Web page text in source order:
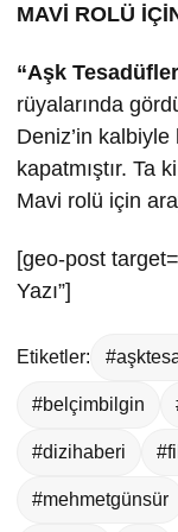
MAVİ ROLÜ
“Aşk
rüyalarında
Deniz’in
kapatmıştır. Ta
Mavi rolü için
[geo-post
Yazı”]
Etiketler:
#belçimbilgin
#dizihaberi
#mehmetgünsür